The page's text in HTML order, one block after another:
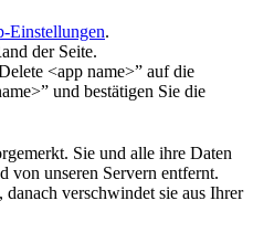
Einstellungen.
der Seite.
<app name>” auf die
und bestätigen Sie die
Sie und alle ihre Daten
von unseren Servern entfernt.
verschwindet sie aus Ihrer